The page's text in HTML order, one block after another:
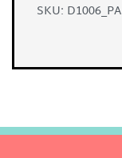
SKU: D1006_PA